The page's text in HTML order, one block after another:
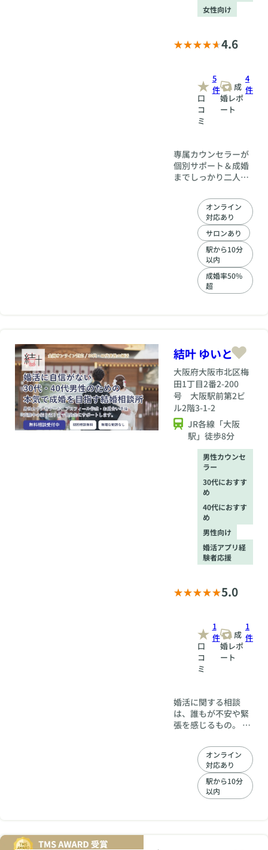
女性向け
4.6
口
コ
ミ
5
件
成
婚レポ
ート
4
件
専属カウンセラーが
個別サポート＆成婚
までしっかり二人三
がらずに安心してス
タートできるのが、
こちらの特徴。 「出
会う皆さまと向き合
う姿勢・意思疎通
（貴方を知る・私を
知ってもらう）を大
切に。幸せの第一歩
を一緒に歩みましょ
たします。
オンライン
対応あり
サロンあり
駅から10分
以内
成婚率50%
超
結叶 ゆいと
大阪府大阪市北区梅
田1丁目2番2-200
号 大阪駅前第2ビ
ル2階3-1-2
JR各線「大阪
駅」徒歩8分
男性カウンセ
ラー
30代におすす
め
40代におすす
め
男性向け
婚活アプリ経
験者応援
5.0
口
コ
ミ
1
件
成
婚レポ
ート
1
件
婚活に関する相談
は、誰もが不安や緊
張を感じるもの。 結
も安心して活動して
いただけるよう、話
しやすさを何より大
切にしています。 無
理な勧誘は一切な
オンライン
対応あり
駅から10分
以内